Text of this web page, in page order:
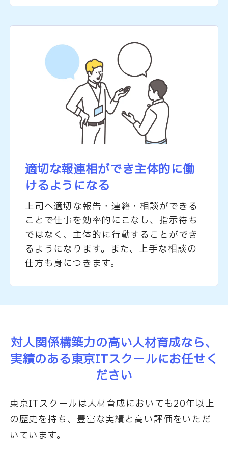
適切な報連相ができ主体的に働
けるようになる
上司へ適切な報告・連絡・相談ができる
ことで仕事を効率的にこなし、指示待ち
ではなく、主体的に行動することができ
るようになります。また、上手な相談の
仕方も身につきます。
対人関係構築力の高い人材育成なら、
実績のある東京ITスクールにお任せく
ださい
東京ITスクールは人材育成においても20年以上
の歴史を持ち、豊富な実績と高い評価をいただ
いています。